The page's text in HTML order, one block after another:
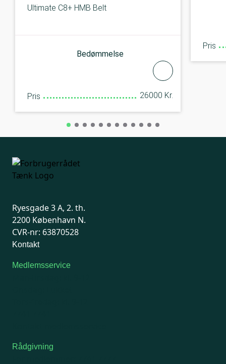
Ultimate C8+ HMB Belt
Bedømmelse
Pris 26000 Kr.
Pris
Ryesgade 3 A, 2. th.
2200 København N.
CVR-nr: 63870528
Kontakt
Medlemsservice
Rådgivning